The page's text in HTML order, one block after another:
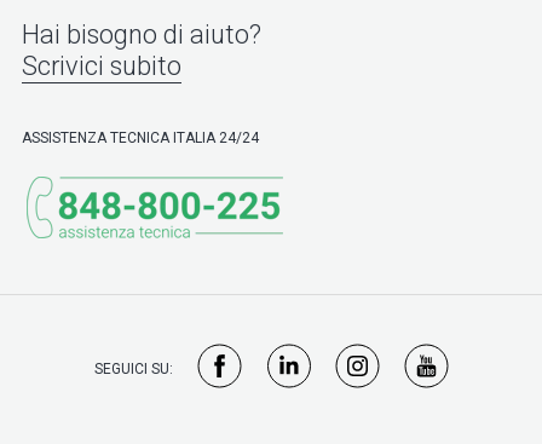
Hai bisogno di aiuto?
Scrivici subito
ASSISTENZA TECNICA ITALIA 24/24
SEGUICI SU: